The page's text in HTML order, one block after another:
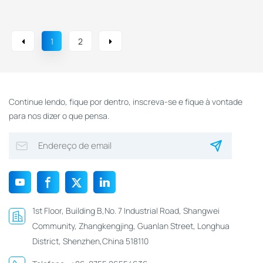
Médica
1 2
Continue lendo, fique por dentro, inscreva-se e fique à vontade
para nos dizer o que pensa.
1st Floor, Building B,No. 7 Industrial Road, Shangwei
Community, Zhangkengjing, Guanlan Street, Longhua
District, Shenzhen,China 518110